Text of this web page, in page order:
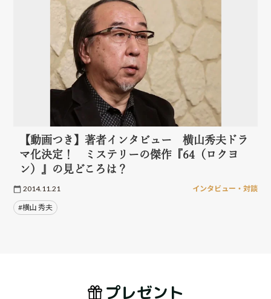
【動画つき】著者インタビュー 横山秀夫ドラ
マ化決定！ ミステリーの傑作『64（ロクヨ
ン）』の見どころは？
2014.11.21 インタビュー・対談
#横山 秀夫
プレゼント